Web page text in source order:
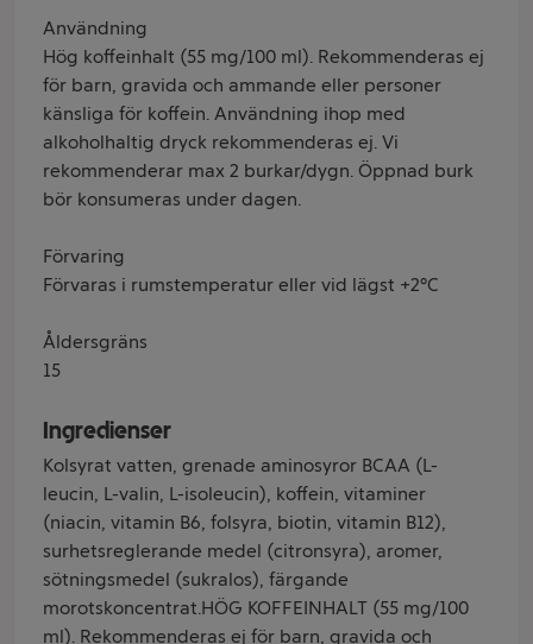
Användning
Hög koffeinhalt (55 mg/100 ml). Rekommenderas ej
för barn, gravida och ammande eller personer
känsliga för koffein. Användning ihop med
alkoholhaltig dryck rekommenderas ej. Vi
rekommenderar max 2 burkar/dygn. Öppnad burk
bör konsumeras under dagen.
Förvaring
Förvaras i rumstemperatur eller vid lägst +2°C
Åldersgräns
15
Ingredienser
Kolsyrat vatten, grenade aminosyror BCAA (L-
leucin, L-valin, L-isoleucin), koffein, vitaminer
(niacin, vitamin B6, folsyra, biotin, vitamin B12),
surhetsreglerande medel (citronsyra), aromer,
sötningsmedel (sukralos), färgande
morotskoncentrat.HÖG KOFFEINHALT (55 mg/100
ml). Rekommenderas ej för barn, gravida och